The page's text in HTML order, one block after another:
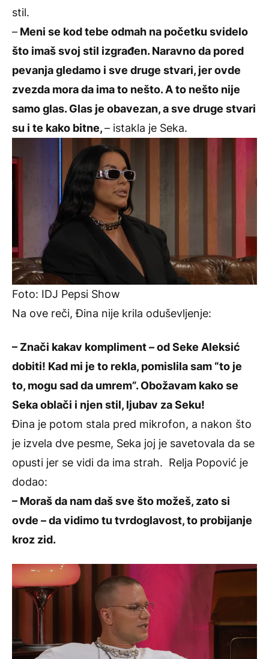
stil.
– Meni se kod tebe odmah na početku svidelo
što imaš svoj stil izgrađen. Naravno da pored
pevanja gledamo i sve druge stvari, jer ovde
zvezda mora da ima to nešto. A to nešto nije
samo glas. Glas je obavezan, a sve druge stvari
su i te kako bitne,– istakla je Seka.
Foto: IDJ Pepsi Show
Na ove reči, Đina nije krila oduševljenje:
– Znači kakav kompliment – od Seke Aleksić
dobiti! Kad mi je to rekla, pomislila sam “to je
to, mogu sad da umrem”. Obožavam kako se
Seka oblači i njen stil, ljubav za Seku!
Đina je potom stala pred mikrofon, a nakon što
je izvela dve pesme, Seka joj je savetovala da se
opusti jer se vidi da ima strah. Relja Popović je
dodao:
– Moraš da nam daš sve što možeš, zato si
ovde – da vidimo tu tvrdoglavost, to probijanje
kroz zid.